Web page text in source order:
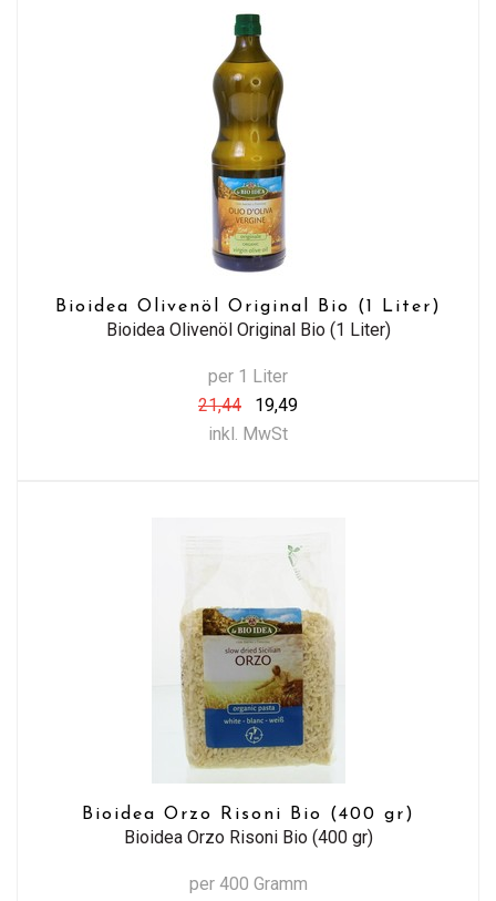
Bioidea Olivenöl Original Bio (1 Liter)
Bioidea Olivenöl Original Bio (1 Liter)
per 1 Liter
21,44
19,49
inkl. MwSt
Bioidea Orzo Risoni Bio (400 gr)
Bioidea Orzo Risoni Bio (400 gr)
per 400 Gramm